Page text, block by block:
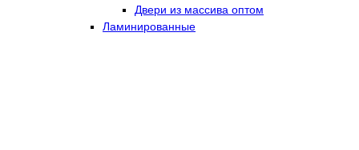
Двери из массива оптом
Ламинированные